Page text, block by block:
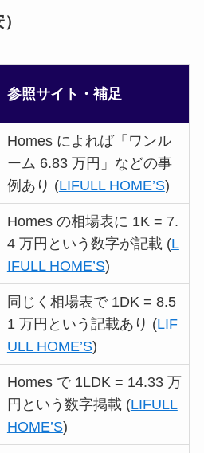
参照サイト・補足
Homes によれば「ワンル
ーム 6.83 万円」などの事
例あり (LIFULL HOME’S)
Homes の相場表に 1K = 7.
4 万円という数字が記載 (L
IFULL HOME’S)
同じく相場表で 1DK = 8.5
1 万円という記載あり (LIF
ULL HOME’S)
Homes で 1LDK = 14.33 万
円という数字掲載 (LIFULL
HOME’S)